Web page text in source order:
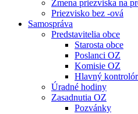
Zmena priezviska na
Priezvisko bez -ová
Samospráva
Predstavitelia obce
Starosta obce
Poslanci OZ
Komisie OZ
Hlavný
Úradné hodiny
Zasadnutia OZ
Pozvánky